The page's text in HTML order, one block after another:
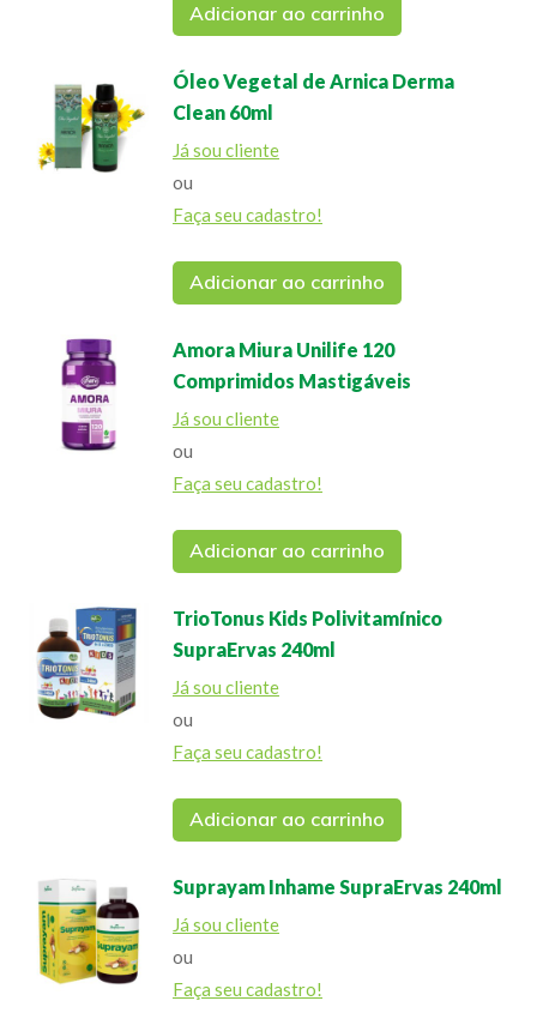
Adicionar ao carrinho
Óleo Vegetal de Arnica Derma
Clean 60ml
Já sou cliente
ou
Faça seu cadastro!
Adicionar ao carrinho
Amora Miura Unilife 120
Comprimidos Mastigáveis
Já sou cliente
ou
Faça seu cadastro!
Adicionar ao carrinho
TrioTonus Kids Polivitamínico
SupraErvas 240ml
Já sou cliente
ou
Faça seu cadastro!
Adicionar ao carrinho
Suprayam Inhame SupraErvas 240ml
Já sou cliente
ou
Faça seu cadastro!